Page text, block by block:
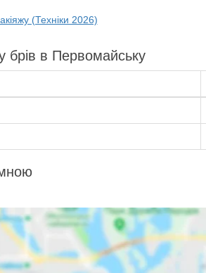
(Техніки 2026)
брів в Первомайську